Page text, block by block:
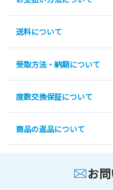
送料について
受取方法・納期について
度数交換保証について
商品の返品について
お